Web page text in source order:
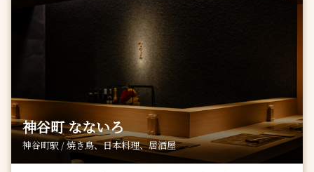
神谷町 なないろ
神谷町駅 / 焼き鳥、日本料理、居酒屋